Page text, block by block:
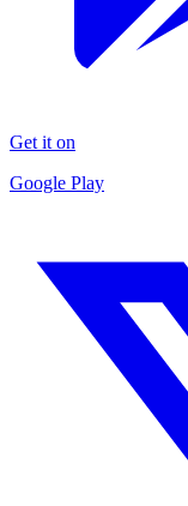
Get it on
Google Play